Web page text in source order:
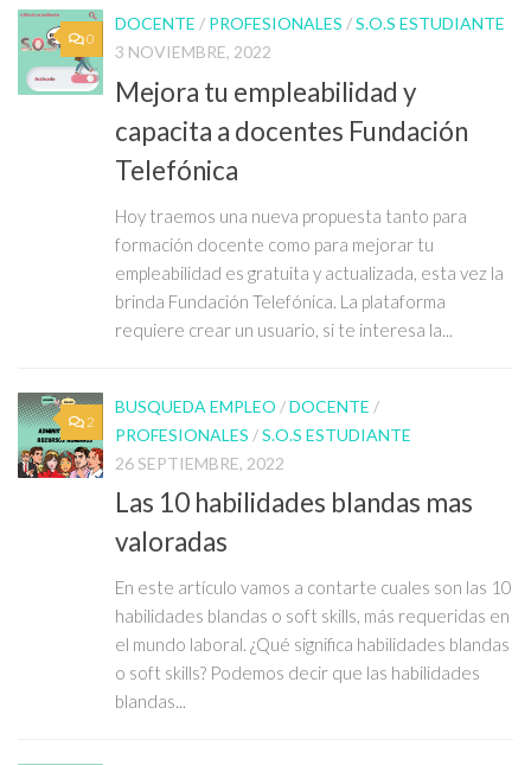
0
DOCENTE / PROFESIONALES /S.O.S ESTUDIANTE
3 NOVIEMBRE, 2022
Mejora tu empleabilidad y
capacita a docentes Fundación
Telefónica
Hoy traemos una nueva propuesta tanto para
formación docente como para mejorar tu
empleabilidad es gratuita y actualizada, esta vez la
brinda Fundación Telefónica. La plataforma
requiere crear un usuario, si te interesa la...
2
BUSQUEDA EMPLEO /DOCENTE /
PROFESIONALES /S.O.S ESTUDIANTE
26 SEPTIEMBRE, 2022
Las 10 habilidades blandas mas
valoradas
En este artículo vamos a contarte cuales son las 10
habilidades blandas o soft skills, más requeridas en
el mundo laboral. ¿Qué significa habilidades blandas
o soft skills? Podemos decir que las habilidades
blandas...